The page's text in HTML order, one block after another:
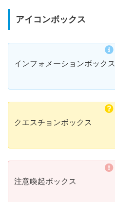
アイコンボックス
インフォメーションボックス
クエスチョンボックス
注意喚起ボックス